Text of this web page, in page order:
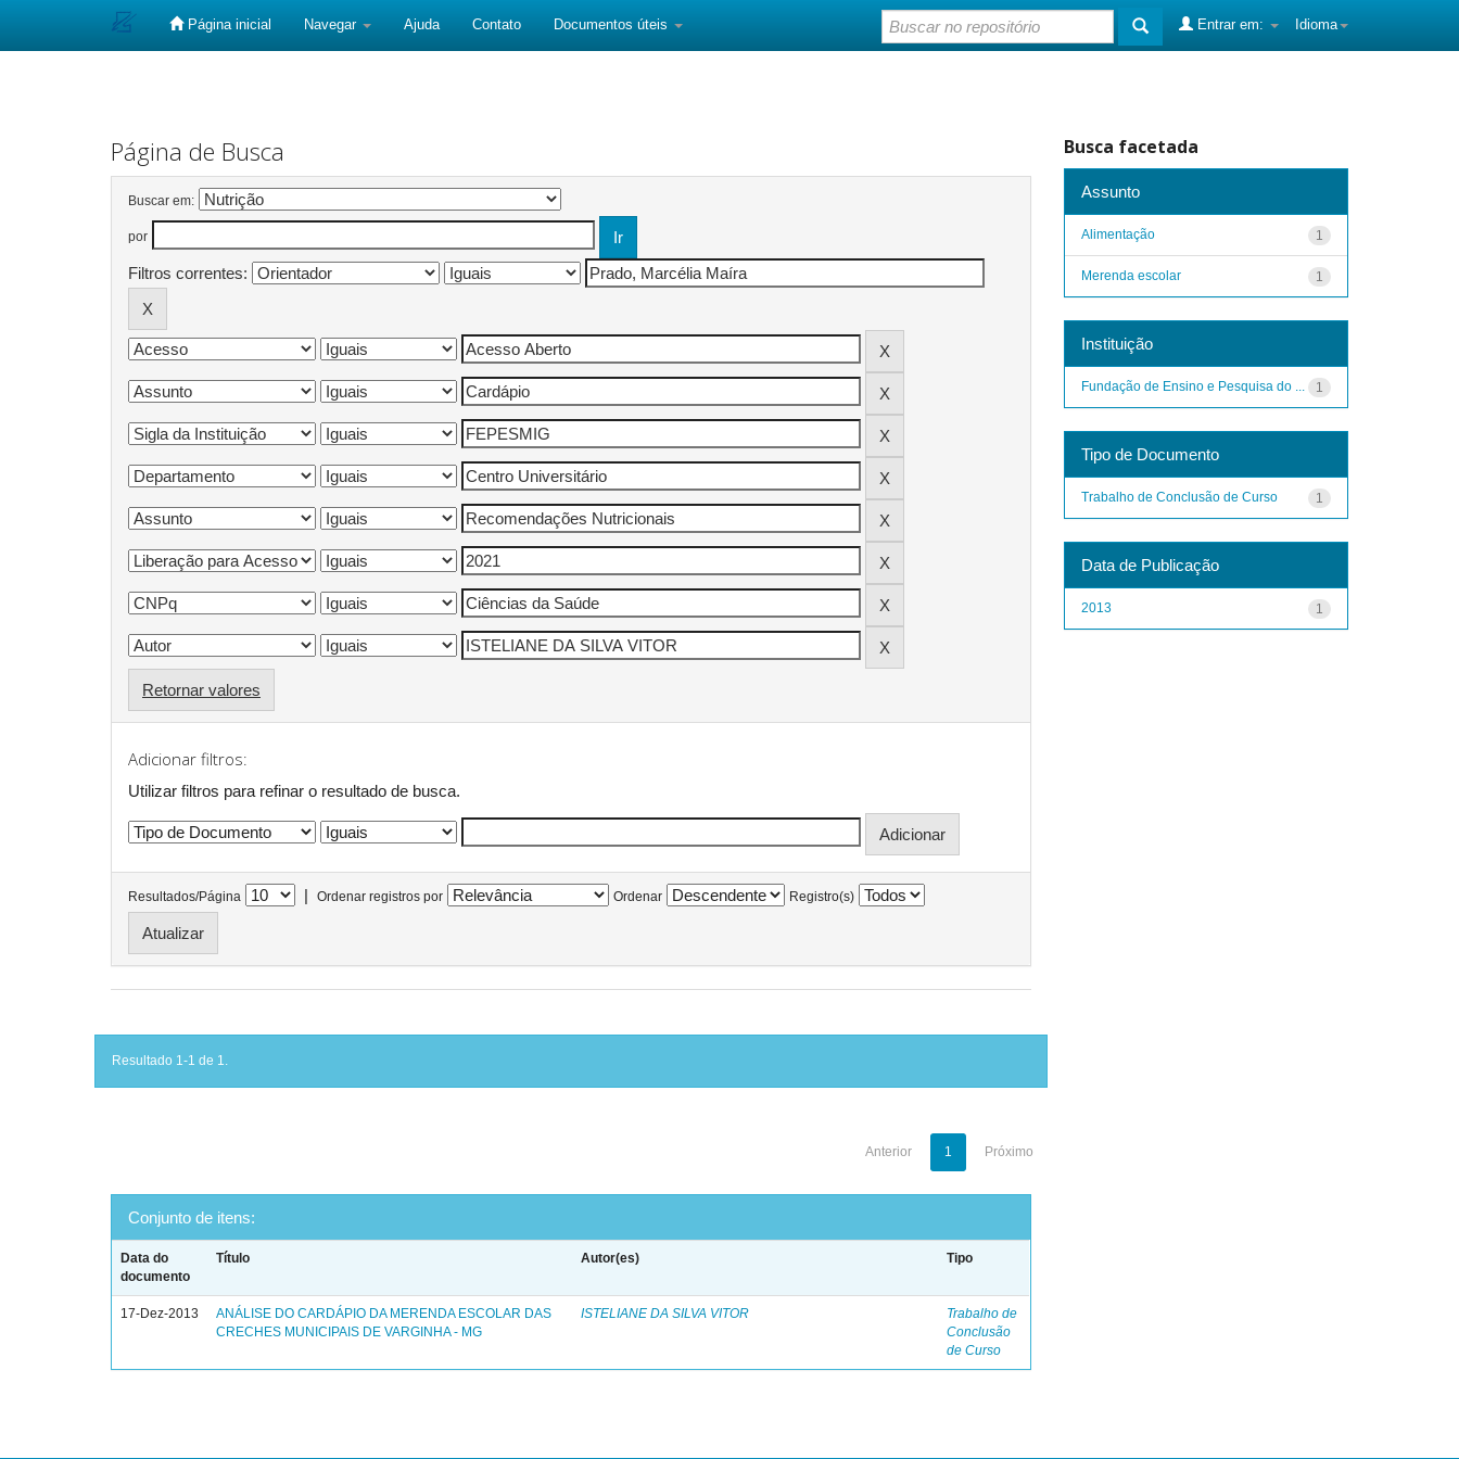
Página inicial Navegar Ajuda Contato Documentos úteis Idioma
Entrar em:
Página de Busca
Buscar em:
por
Filtros correntes:
Retornar valores
Adicionar filtros:
Utilizar filtros para refinar o resultado de busca.
Resultados/Página | Ordenar registros por Ordenar Registro(s)
Resultado 1-1 de 1.
Anterior 1 Próximo
Conjunto de itens:
Data do
documento
Título Autor(es) Tipo
17-Dez-2013
ANÁLISE DO CARDÁPIO DA MERENDA ESCOLAR DAS
CRECHES MUNICIPAIS DE VARGINHA - MG
ISTELIANE DA SILVA VITOR
Trabalho de
Conclusão
de Curso
Busca facetada
Assunto
1
Alimentação
1
Merenda escolar
Instituição
1
Fundação de Ensino e Pesquisa do ...
Tipo de Documento
1
Trabalho de Conclusão de Curso
Data de Publicação
1
2013